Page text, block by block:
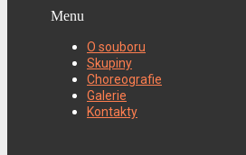
Menu
O souboru
Skupiny
Choreografie
Galerie
Kontakty